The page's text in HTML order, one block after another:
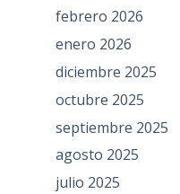
febrero 2026
enero 2026
diciembre 2025
octubre 2025
septiembre 2025
agosto 2025
julio 2025